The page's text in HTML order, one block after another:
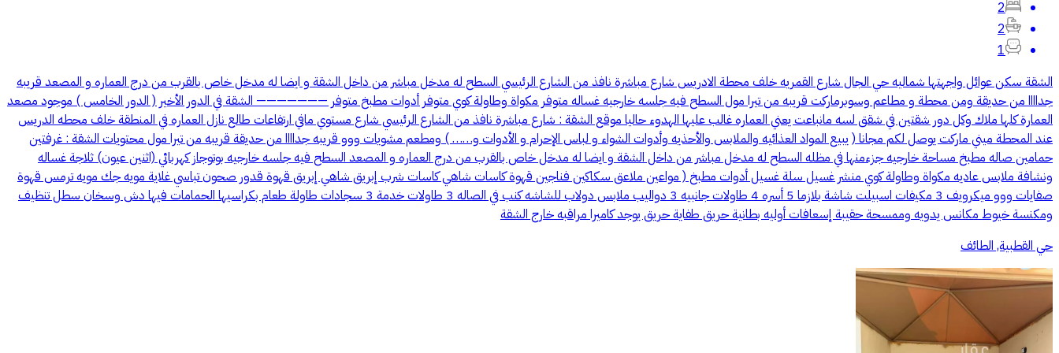
2
2
1
الشقة سكن عوائل واجهتها شماليه حي الجال شارع القمريه خلف محطة الادريس شارع مباشرة نافذ من الشارع الرئيسي السطح له مدخل مباشر من داخل الشقة و ايضا له مدخل خاص بالقرب من درج العماره و المصعد قريبه
جداااا من حديقة ومن محطة و مطاعم وسوبرماركت قريبه من تيرا مول السطح فيه جلسه خارجيه غساله متوفر مكواة وطاولة كوي متوفر أدوات مطبخ متوفر ——————— الشقة في الدور الأخير ( الدور الخامس ) موجود مصعد
العمارة كلها ملاك وكل دور شقتين في شقق لسه مانباعت يعني العماره غالب عليها الهدوء حاليا موقع الشقة : شارع مباشرة نافذ من الشارع الرئيسي شارع مستوي مافي ارتفاعات طالع نازل العماره في المنطقة خلف محطه الدريس
عند المحطة ميني ماركت يوصل لكم مجانا ( يبيع المواد العذائيه والملابس والأحذيه وأدوات الشواء و لباس الإحرام و الأدوات و…… ) ومطعم مشويات ووو قريبه جداااا من حديقة قريبه من تيرا مول محتويات الشقة : غرفتين
حمامين صاله مطبخ مساحة خارجيه جزءمنها في مظله السطح له مدخل مباشر من داخل الشقة و ايضا له مدخل خاص بالقرب من درج العماره و المصعد السطح فيه جلسه خارجيه بوتوجاز كهربائي (اثنين عيون) ثلاجة غساله
ونشافة ملابس عاديه مكواة وطاولة كوي منشر غسيل سلة غسيل أدوات مطبخ ( مواعين ملاعق سكاكين فناجين قهوة كاسات شاهي كاسات شرب إبريق شاهي إبريق قهوة قدور صحون تباسي غلاية مويه جك مويه ترمس قهوة
صفايات ووو ميكرويف 3 مكيفات اسبيلت شاشة بلازما 5 أسره 4 طاولات جانبيه 3 دواليب ملابس دولاب للشاشه كنب في الصاله 3 طاولات خدمة 3 سجادات طاولة طعام بكراسيها الحمامات فيها دش وسخان سطل تنظيف
ومكنسة خيوط مكانس يدويه وممسحة حقيبة إسعافات أوليه بطانية حريق طفاية حريق يوجد كاميرا مراقبه خارج الشقة
حي القطبية, الطائف